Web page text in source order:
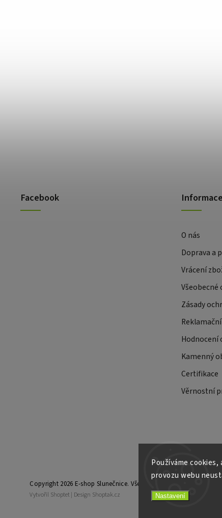
Používáme cookies,
provozu webu
Nastavení
Facebook
O nás
Doprava a
Vrácení
Zásady
Hodnocení
Kamenný
Certifikace
Věrnostní
Copyright 2026 E-shop Slunečnice. Všechna práva vyhrazena.
Vytvořil Shoptet | Design Shoptak.cz